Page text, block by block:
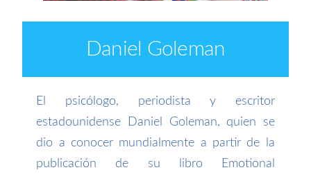
Daniel Goleman
El psicólogo, periodista y escritor
estadounidense Daniel Goleman, quien se
dio a conocer mundialmente a partir de la
publicación de su libro Emotional